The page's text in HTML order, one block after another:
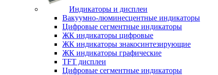
Индикаторы и дисплеи
Вакуумно-люминесцентные индикаторы
Цифровые сегментные индикаторы
ЖК индикаторы цифровые
ЖК индикаторы знакосинтезирующие
ЖК индикаторы графические
TFT дисплеи
Цифровые сегментные индикаторы